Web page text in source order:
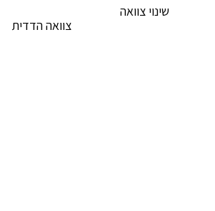
שינוי צוואה
צוואה הדדית